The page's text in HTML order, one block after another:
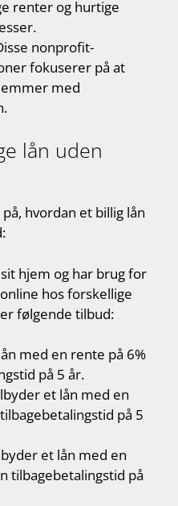
renter og hurtige
nonprofit-
fokuserer på at
med
lån uden
hvordan et billig lån
hjem og har brug for
hos forskellige
følgende tilbud:
med en rente på 6%
på 5 år.
et lån med en
på 5
et lån med en
tilbagebetalingstid på